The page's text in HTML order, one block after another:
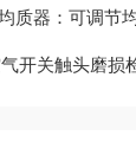
器：可调节均质
开关触头磨损